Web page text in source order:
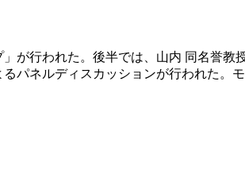
行われた。後半では、山内 同名誉教
パネルディスカッションが行われた。